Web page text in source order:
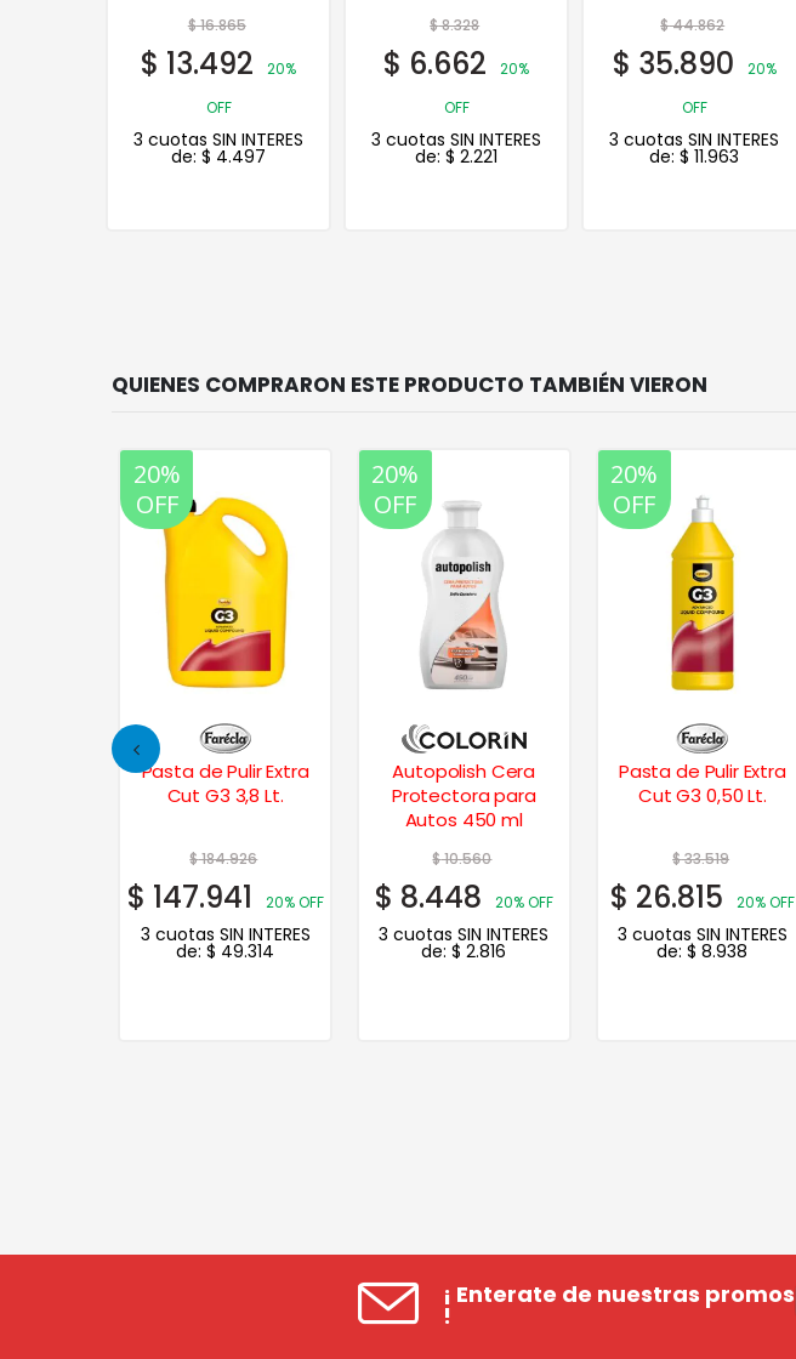
$8.328
$ 6.662
20%
OFF
3 cuotas SIN INTERES
de:$ 2.221
$44.862
$35.890
20%
OFF
3 cuotas SIN INTERES
de: $11.963
$34.384
$ 27.507
20%
OFF
3 cuotas SIN INTERES
de:$ 9.169
20%
OFF
Pasta de Pulir Extra
Cut G3 3,8 Lt.
$184.926
$ 147.941 20% OFF
3 cuotas SIN INTERES
de:$ 49.314
20%
OFF
Autopolish Cera
Protectora para
Autos 450 ml
$10.560
$ 8.448 20% OFF
3 cuotas SIN INTERES
de:$ 2.816
20%
OFF
Pasta de Pulir Extra
Cut G3 0,50 Lt.
$33.519
$ 26.815 20% OFF
3 cuotas SIN INTERES
de:$ 8.938
¡ Enterate de nuestras promos
!